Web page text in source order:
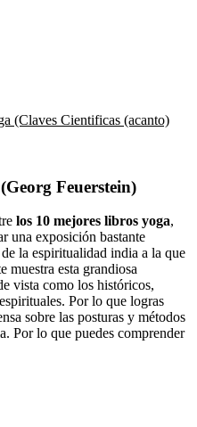
(Claves Cientificas (acanto)
Feuerstein)
los 10 mejores libros yoga,
una exposición bastante
la espiritualidad india a la que
muestra esta grandiosa
vista como los históricos,
Por lo que logras
sobre las posturas y métodos
Por lo que puedes comprender